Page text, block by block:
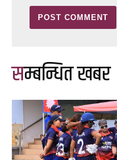
सम्बन्धित खबर